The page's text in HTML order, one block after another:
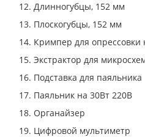
Длинногубцы, 152 мм
Плоскогубцы, 152 мм
Кримпер для опрессовки
Экстрактор для
Подставка для паяльника
Паяльник на 30Вт 220В
Органайзер
Цифровой мультиметр